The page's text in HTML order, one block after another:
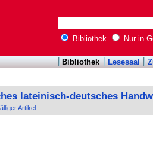
Bibliothek Nur in
Bibliothek Lesesaal
lateinisch-deutsches
Artikel